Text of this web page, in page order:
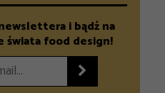
i bądź na
świata food design!
